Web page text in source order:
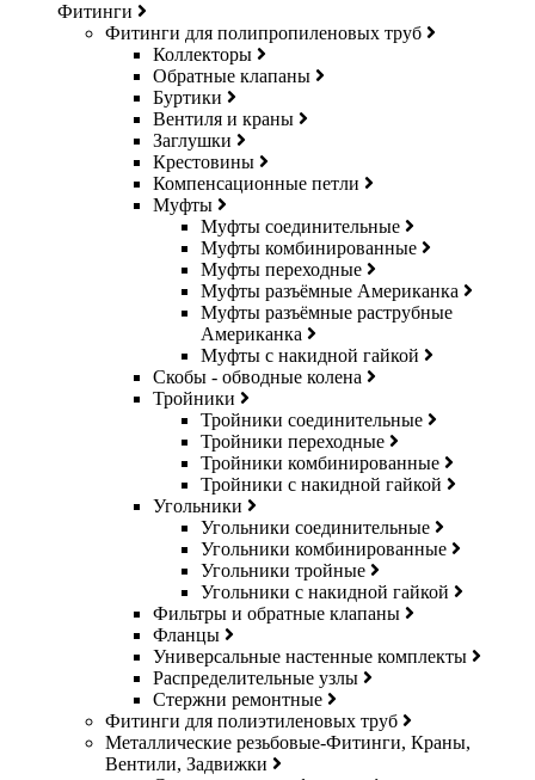
Фитинги
Фитинги для полипропиленовых труб
Коллекторы
Обратные клапаны
Буртики
Вентиля и краны
Заглушки
Крестовины
Компенсационные петли
Муфты
Муфты соединительные
Муфты комбинированные
Муфты переходные
Муфты разъёмные Американка
Муфты разъёмные раструбные
Американка
Муфты с накидной гайкой
Скобы - обводные колена
Тройники
Тройники соединительные
Тройники переходные
Тройники комбинированные
Тройники с накидной гайкой
Угольники
Угольники соединительные
Угольники комбинированные
Угольники тройные
Угольники с накидной гайкой
Фильтры и обратные клапаны
Фланцы
Универсальные настенные комплекты
Распределительные узлы
Стержни ремонтные
Фитинги для полиэтиленовых труб
Металлические резьбовые-Фитинги, Краны,
Вентили, Задвижки